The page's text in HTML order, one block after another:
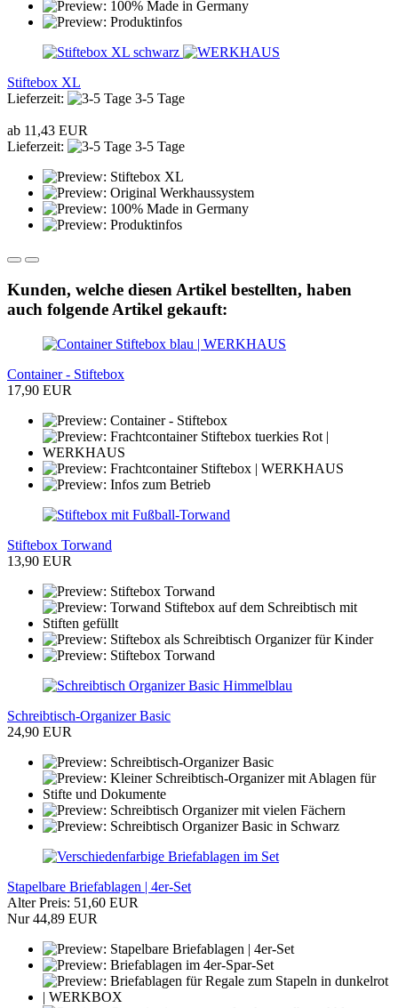
Stiftebox XL
Lieferzeit:
3-5 Tage
ab 11,43 EUR
Lieferzeit:
3-5 Tage
Kunden, welche diesen Artikel bestellten, haben
auch folgende Artikel gekauft:
Container - Stiftebox
17,90 EUR
Stiftebox Torwand
13,90 EUR
Schreibtisch-Organizer Basic
24,90 EUR
Stapelbare Briefablagen | 4er-Set
Alter Preis: 51,60 EUR
Nur 44,89 EUR